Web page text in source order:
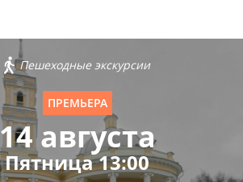
Пешеходные экскурсии
ПРЕМЬЕРА
14 августа
Пятница 13:00